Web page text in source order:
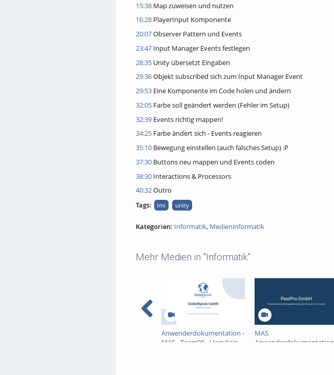
15:38Map zuweisen und nutzen
16:28PlayerInput Komponente
20:07Observer Pattern und Events
23:47Input Manager Events festlegen
28:35Unity übersetzt Eingaben
29:36Objekt subscribed sich zum Input Manager Event
29:53Eine Komponente im Code holen und ändern
32:05Farbe soll geändert werden (Fehler im Setup)
32:39Events richtig mappen!
34:25Farbe ändert sich - Events reagieren
35:10Bewegung einstellen (auch falsches Setup) :P
37:30Buttons neu mappen und Events coden
38:30Interactions & Processors
40:32Outro
Tags:
imi unity
Kategorien: Informatik, Medieninformatik
Mehr Medien in "Informatik"
Anwenderdokumentation -
MAS - Team08 - Herr Kaip
MAS
Anwenderdokumentation